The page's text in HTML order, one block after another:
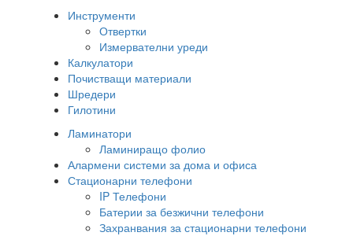
Инструменти
Отвертки
Измервателни уреди
Калкулатори
Почистващи материали
Шредери
Гилотини
Ламинатори
Ламиниращо фолио
Алармени системи за дома и офиса
Стационарни телефони
IP Телефони
Батерии за безжични телефони
Захранвания за стационарни телефони